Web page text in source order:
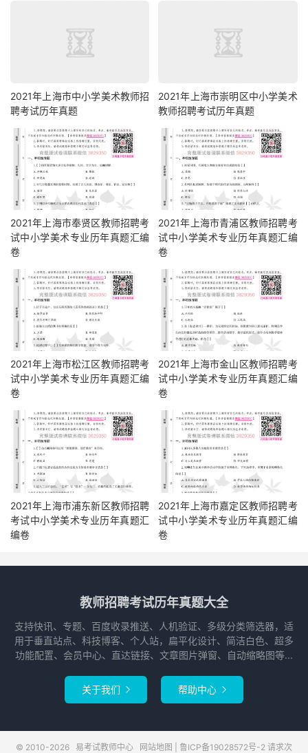
2021年上海市中小学美术教师招
聘考试历年真题
2021年上海市崇明区中小学美术
教师招聘考试历年真题
2021年上海市奉贤区教师招聘考
试中小学美术专业历年真题汇编
卷
2021年上海市青浦区教师招聘考
试中小学美术专业历年真题汇编
卷
2021年上海市松江区教师招聘考
试中小学美术专业历年真题汇编
卷
2021年上海市金山区教师招聘考
试中小学美术专业历年真题汇编
卷
2021年上海市浦东新区教师招聘
考试中小学美术专业历年真题汇
编卷
2021年上海市嘉定区教师招聘考
试中小学美术专业历年真题汇编
卷
教师招聘考试历年真题大全
支持快讯、专题、百度收录推送、人机验证、多级分类筛选器，适
用于垂直站点、科技博客、个人站，扁平化设计、简洁白色、超多
功能配置、会员中心、直达链接、文章图片弹窗、自动缩略图等...
关于我们  帮助中心 
© 2010-2026 易考试教师中心 网站地图 鲁ICP备19028572号-2 请求次